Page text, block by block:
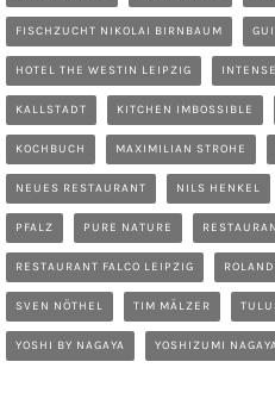
FISCHZUCHT NIKOLAI BIRNBAUM
HOTEL THE WESTIN LEIPZIG INTENSE
KALLSTADT KITCHEN IMBOSSIBLE
KOCHBUCH MAXIMILIAN STROHE
NEUES RESTAURANT NILS HENKEL
PFALZ PURE NATURE
RESTAURANT FALCO LEIPZIG
SVEN NÖTHEL TIM MÄLZER
YOSHI BY NAGAYA YOSHIZUMI